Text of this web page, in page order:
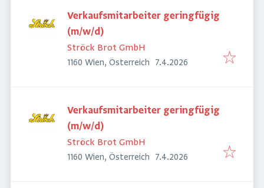
Verkaufsmitarbeiter geringfügig
(m/w/d)
Ströck Brot GmbH
1160 Wien, Österreich Veröffentlicht
7.4.2026
Verkaufsmitarbeiter geringfügig
(m/w/d)
Ströck Brot GmbH
1160 Wien, Österreich Veröffentlicht
7.4.2026